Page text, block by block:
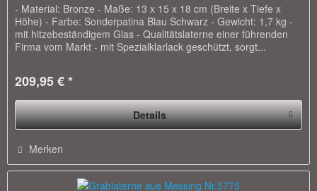
- Material: Bronze - Maße: 13 x 15 x 18 cm (Breite x Tiefe x
Höhe) - Farbe: Sonderpatina Blau Schwarz - Gewicht: 1,7 kg -
mit hitzebeständigem Glas - Qualitätslaterne einer führenden
Firma vom Markt - mit Spezialklarlack geschützt, sorgt...
209,95 € *
Details
Merken